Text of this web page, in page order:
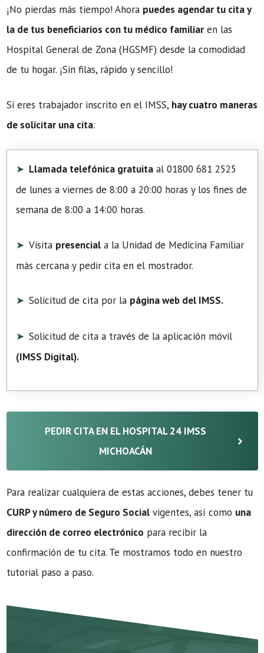
¡No pierdas más tiempo! Ahora puedes agendar tu cita y
la de tus beneficiarios con tu médico familiar en las
Hospital General de Zona (HGSMF) desde la comodidad
de tu hogar. ¡Sin filas, rápido y sencillo!
Si eres trabajador inscrito en el IMSS, hay cuatro maneras
de solicitar una cita:
Llamada telefónica gratuita al 01800 681 2525
de lunes a viernes de 8:00 a 20:00 horas y los fines de
semana de 8:00 a 14:00 horas.
Visita presencial a la Unidad de Medicina Familiar
más cercana y pedir cita en el mostrador.
Solicitud de cita por la página web del IMSS.
Solicitud de cita a través de la aplicación móvil
(IMSS Digital).
PEDIR CITA EN EL HOSPITAL 24 IMSS
MICHOACÁN
Para realizar cualquiera de estas acciones, debes tener tu
CURP y número de Seguro Social vigentes, así como una
dirección de correo electrónico para recibir la
confirmación de tu cita. Te mostramos todo en nuestro
tutorial paso a paso.